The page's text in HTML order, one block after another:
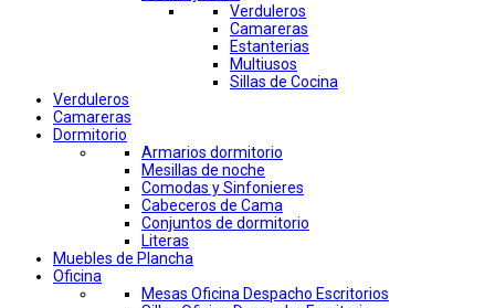
Verduleros
Camareras
Estanterias
Multiusos
Sillas de Cocina
Verduleros
Camareras
Dormitorio
Armarios dormitorio
Mesillas de noche
Comodas y Sinfonieres
Cabeceros de Cama
Conjuntos de dormitorio
Literas
Muebles de Plancha
Oficina
Mesas Oficina Despacho Escritorios